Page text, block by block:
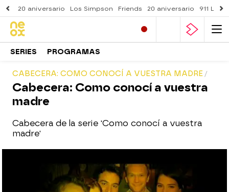
20 aniversario Los Simpson Friends 20 aniversario 911
SERIES PROGRAMAS
CABECERA: COMO CONOCÍ A VUESTRA MADRE
Cabecera: Como conocí a vuestra
madre
Cabecera de la serie 'Como conocí a vuestra
madre'